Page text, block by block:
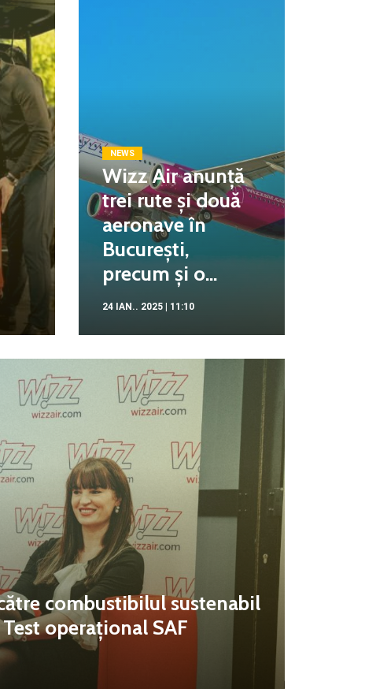
NEWS
Wizz Air anunță
trei rute și două
aeronave în
București,
precum și o...
24 IAN.. 2025 | 11:10
combustibilul sustenabil
operațional SAF